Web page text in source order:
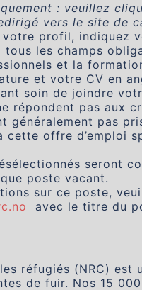
: veuillez
vers le site de
profil, indiquez
tous les champs
et la
et votre CV en
soin de joindre
répondent pas aux
généralement pas
cette offre d’emploi
seront
poste vacant.
sur ce poste,
avec le titre du
réfugiés (NRC)
de fuir. Nos 15